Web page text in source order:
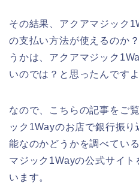
その結果、アクアマジック
の支払い方法が使えるのか
うかは、アクアマジック
いのでは？と思ったんですよ
なので、こちらの記事をご
ック1Wayのお店で銀行振
能なのかどうかを調べてい
マジック1Wayの公式サイ
います。